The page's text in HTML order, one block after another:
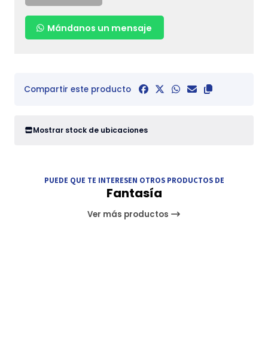
Mándanos un mensaje
Compartir este producto
Mostrar stock de ubicaciones
PUEDE QUE TE INTERESEN OTROS PRODUCTOS DE
Fantasía
Ver más productos